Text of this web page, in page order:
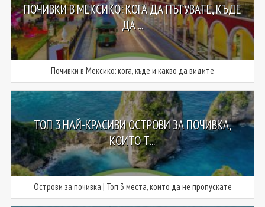
ПОЧИВКИ В МЕКСИКО: КОГА ДА ПЪТУВАТЕ, КЪДЕ
ДА ...
Почивки в Мексико: кога, къде и какво да видите
ТОП 3 НАЙ-КРАСИВИ ОСТРОВИ ЗА ПОЧИВКА,
КОИТО Т...
Острови за почивка | Топ 3 места, които да не пропускате